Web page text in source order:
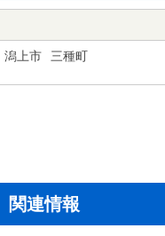
潟上市 三種町
関連情報